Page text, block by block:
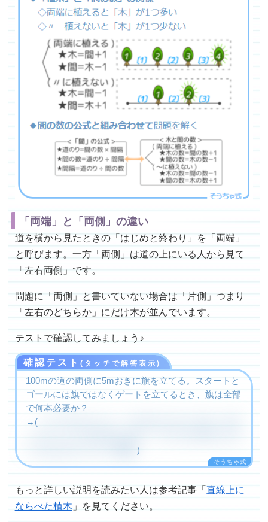
「両端」と「両側」の違い
道を横から見たときの「はじめと終わり」を「両端」
と呼びます。一方「両側」は道の上にいる人から見て
「左右両側」です。
問題に「両側」と書いていない場合は「片側」つまり
「左右のどちらか」にだけ木が並んでいます。
テストで確認してみましょう♪
確認テスト(タッチで解答表示)
100mの道の両側に5mおきに旗を立てる。スタートと
ゴールには旗ではなくゲートを立てるとき、旗は全部
で何本必要か？
→(
)
もっと詳しい説明を読みたい人は参考記事「直線上に
ならべた植木 」を見てください。